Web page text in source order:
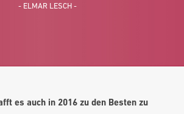
- ELMAR LESCH -
es auch in 2016 zu den Besten zu